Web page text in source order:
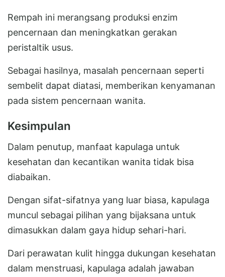
Rempah ini merangsang produksi enzim
pencernaan dan meningkatkan gerakan
peristaltik usus.
Sebagai hasilnya, masalah pencernaan seperti
sembelit dapat diatasi, memberikan kenyamanan
pada sistem pencernaan wanita.
Kesimpulan
Dalam penutup, manfaat kapulaga untuk
kesehatan dan kecantikan wanita tidak bisa
diabaikan.
Dengan sifat-sifatnya yang luar biasa, kapulaga
muncul sebagai pilihan yang bijaksana untuk
dimasukkan dalam gaya hidup sehari-hari.
Dari perawatan kulit hingga dukungan kesehatan
dalam menstruasi, kapulaga adalah jawaban